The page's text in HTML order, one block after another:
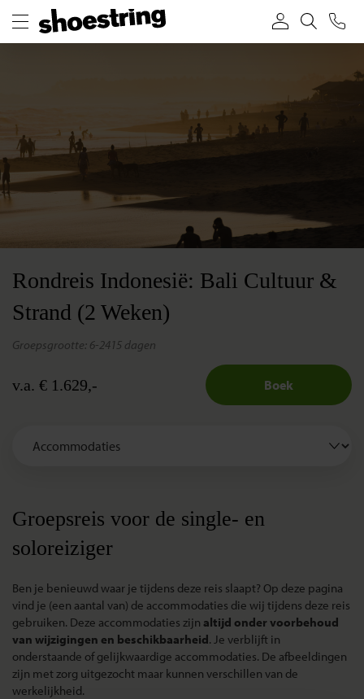
Rondreis Indonesië: Bali Cultuur &
Strand (2 Weken)
Boek
v.a. € 1.629,-
groepsgrootte: 6-24 15 dagen
Groepsreis voor de single- en
soloreiziger
Ben je benieuwd waar je tijdens deze reis slaapt? Op deze pagina
vind je (een aantal van) de accommodaties die wij tijdens deze reis
gebruiken. Deze accommodaties zijn altijd onder voorbehoud
van wijzigingen en beschikbaarheid. Je verblijft in
onderstaande of gelijkwaardige accommodaties. De afbeeldingen
zijn met zorg uitgezocht maar kunnen verschillen van de
werkelijkheid.